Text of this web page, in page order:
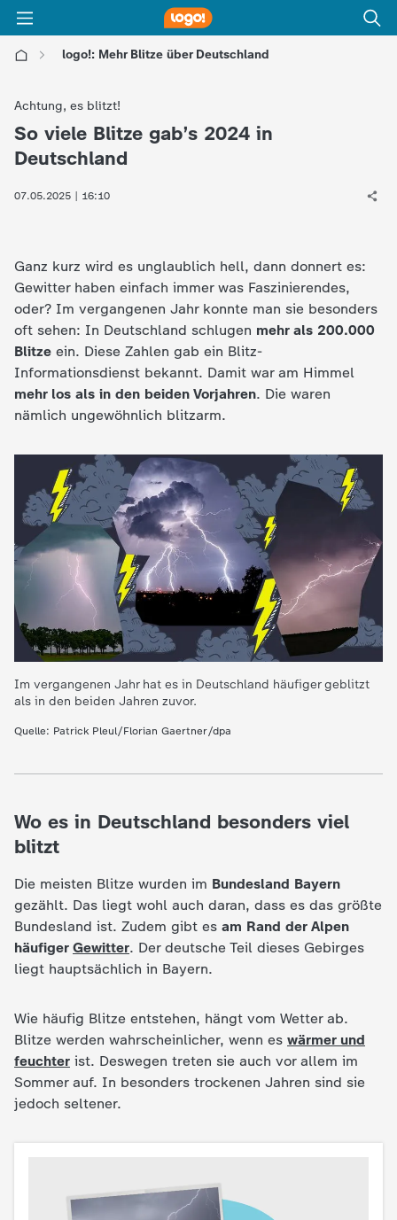
logo!: Mehr Blitze über Deutschland
o
d
n
d
n
a
c
h
h
e
Achtung, es blitzt!
:
So viele Blitze gab’s 2024 in
Deutschland
07.05.2025 | 16:10
Ganz kurz wird es unglaublich hell, dann donnert es:
Gewitter haben einfach immer was Faszinierendes,
oder? Im vergangenen Jahr konnte man sie besonders
oft sehen: In Deutschland schlugen mehr als 200.000
Blitze ein. Diese Zahlen gab ein Blitz-
Informationsdienst bekannt. Damit war am Himmel
mehr los als in den beiden Vorjahren. Die waren
nämlich ungewöhnlich blitzarm.
Im vergangenen Jahr hat es in Deutschland häufiger geblitzt
als in den beiden Jahren zuvor.
Quelle: Patrick Pleul/Florian Gaertner/dpa
Wo es in Deutschland besonders viel
blitzt
Die meisten Blitze wurden im Bundesland Bayern
gezählt. Das liegt wohl auch daran, dass es das größte
Bundesland ist. Zudem gibt es am Rand der Alpen
häufiger Gewitter. Der deutsche Teil dieses Gebirges
liegt hauptsächlich in Bayern.
Wie häufig Blitze entstehen, hängt vom Wetter ab.
Blitze werden wahrscheinlicher, wenn es wärmer und
feuchter ist. Deswegen treten sie auch vor allem im
Sommer auf. In besonders trockenen Jahren sind sie
jedoch seltener.